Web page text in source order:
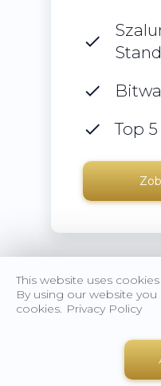
Top 5
Strona główna
Wynajem
This website uses
By using our website
cookies. Privacy Policy